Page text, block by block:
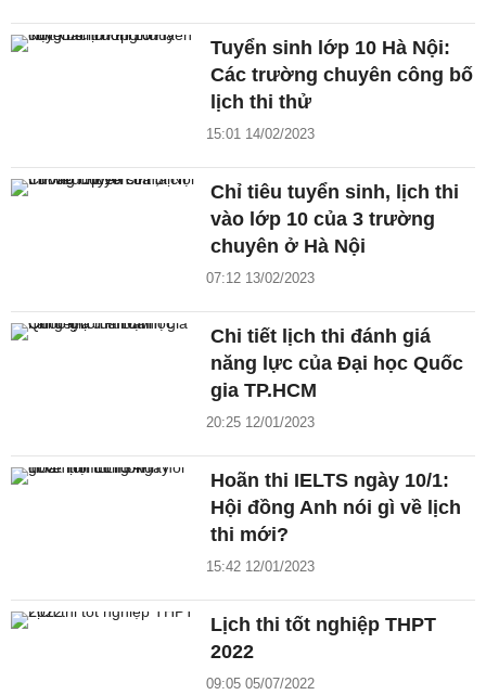
Tuyển sinh lớp 10 Hà Nội:
Các trường chuyên công bố
lịch thi thử
15:01 14/02/2023
Chỉ tiêu tuyển sinh, lịch thi
vào lớp 10 của 3 trường
chuyên ở Hà Nội
07:12 13/02/2023
Chi tiết lịch thi đánh giá
năng lực của Đại học Quốc
gia TP.HCM
20:25 12/01/2023
Hoãn thi IELTS ngày 10/1:
Hội đồng Anh nói gì về lịch
thi mới?
15:42 12/01/2023
Lịch thi tốt nghiệp THPT
2022
09:05 05/07/2022